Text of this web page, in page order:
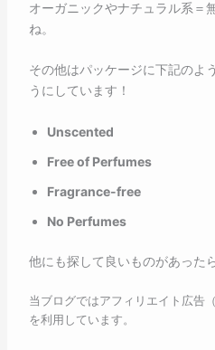
オーガニックやナチュラル系＝
ね。
その他はパッケージに下記のよ
うにしています！
Unscented
Free of Perfumes
Fragrance-free
No Perfumes
他にも探して良いものがあった
当ブログではアフィリエイト広告
を利用しています。